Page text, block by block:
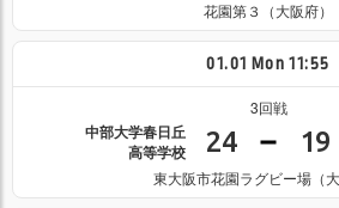
花園第３（大阪府）
01.01 Mon 11:55
3回戦
中部大学春日丘
高等学校
24 19
東大阪市花園ラグビー場（大